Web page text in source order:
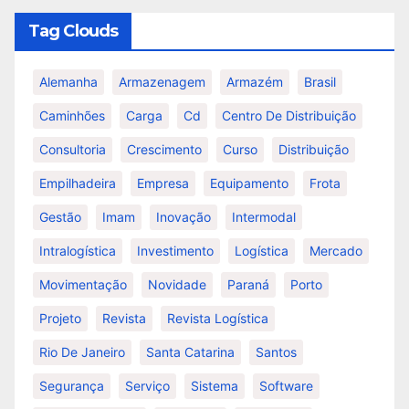
Tag Clouds
Alemanha Armazenagem Armazém Brasil
Caminhões Carga Cd Centro De Distribuição
Consultoria Crescimento Curso Distribuição
Empilhadeira Empresa Equipamento Frota
Gestão Imam Inovação Intermodal
Intralogística Investimento Logística Mercado
Movimentação Novidade Paraná Porto
Projeto Revista Revista Logística
Rio De Janeiro Santa Catarina Santos
Segurança Serviço Sistema Software